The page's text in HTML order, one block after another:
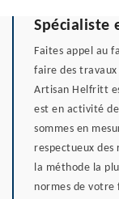
Spécialiste
Faites appel au
faire des
Artisan Helfritt
est en activité
sommes en
respectueux des
la méthode la
normes de votre